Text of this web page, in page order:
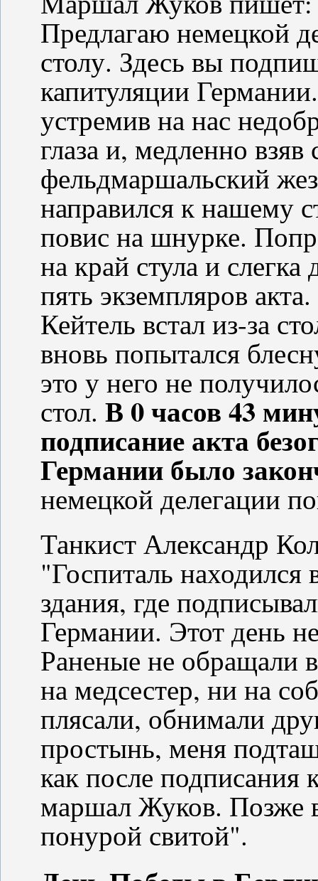
Предлагаю немецкой
столу. Здесь вы
капитуляции
устремив на нас
глаза и, медленно взяв
фельдмаршальский
направился к нашему
повис на шнурке.
на край стула и
пять экземпляров
Кейтель встал из-за
вновь попытался
это у него не
стол. В 0 часов 43
подписание акта
Германии было
немецкой делегации
Танкист Александр
"Госпиталь находился
здания, где
Германии. Этот день
Раненые не обращали
на медсестер, ни на
плясали, обнимали
простынь, меня
как после подписания
маршал Жуков. Позже
понурой свитой".